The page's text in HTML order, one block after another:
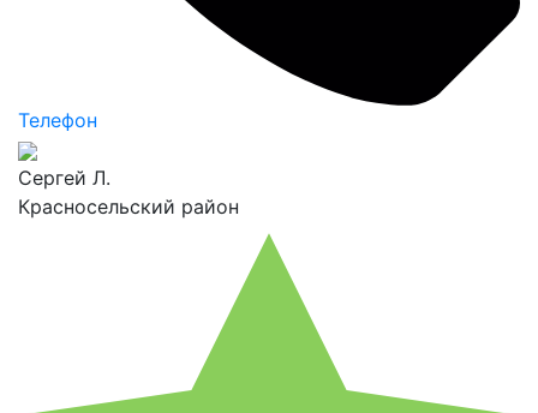
Телефон
Сергей Л.
Красносельский район